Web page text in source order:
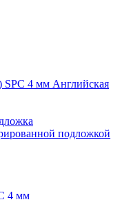
SPC 4 мм Английская
подложкой
4 мм